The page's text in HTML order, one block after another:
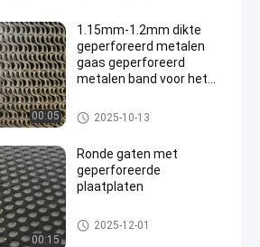
00:05
1.15mm-1.2mm dikte
geperforeerd metalen
gaas geperforeerd
metalen band voor het
Geperforeerde metalen Mesh
2025-10-13
00:15
Ronde gaten met
geperforeerde
plaatplaten
Geperforeerde metalen Mesh
2025-12-01